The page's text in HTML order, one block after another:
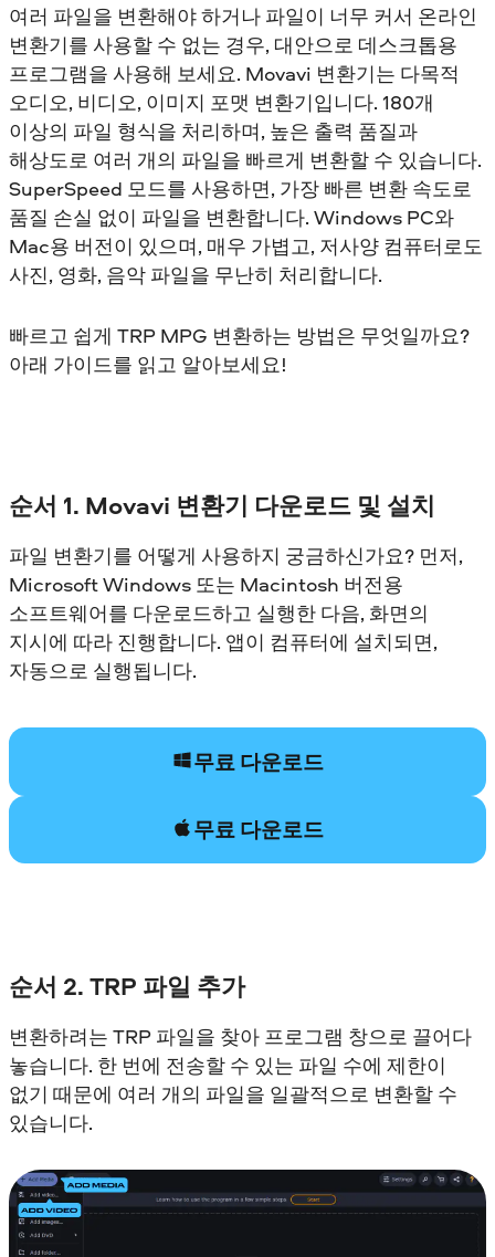
여러 파일을 변환해야 하거나 파일이 너무 커서 온라인
변환기를 사용할 수 없는 경우, 대안으로 데스크톱용
프로그램을 사용해 보세요. Movavi 변환기는 다목적
오디오, 비디오, 이미지 포맷 변환기입니다. 180개
이상의 파일 형식을 처리하며, 높은 출력 품질과
해상도로 여러 개의 파일을 빠르게 변환할 수 있습니다.
SuperSpeed 모드를 사용하면, 가장 빠른 변환 속도로
품질 손실 없이 파일을 변환합니다. Windows PC와
Mac용 버전이 있으며, 매우 가볍고, 저사양 컴퓨터로도
사진, 영화, 음악 파일을 무난히 처리합니다.
빠르고 쉽게 TRP MPG 변환하는 방법은 무엇일까요?
아래 가이드를 읽고 알아보세요!
순서 1. Movavi 변환기 다운로드 및 설치
파일 변환기를 어떻게 사용하지 궁금하신가요? 먼저,
Microsoft Windows 또는 Macintosh 버전용
소프트웨어를 다운로드하고 실행한 다음, 화면의
지시에 따라 진행합니다. 앱이 컴퓨터에 설치되면,
자동으로 실행됩니다.
무료 다운로드
무료 다운로드
순서 2. TRP 파일 추가
변환하려는 TRP 파일을 찾아 프로그램 창으로 끌어다
놓습니다. 한 번에 전송할 수 있는 파일 수에 제한이
없기 때문에 여러 개의 파일을 일괄적으로 변환할 수
있습니다.